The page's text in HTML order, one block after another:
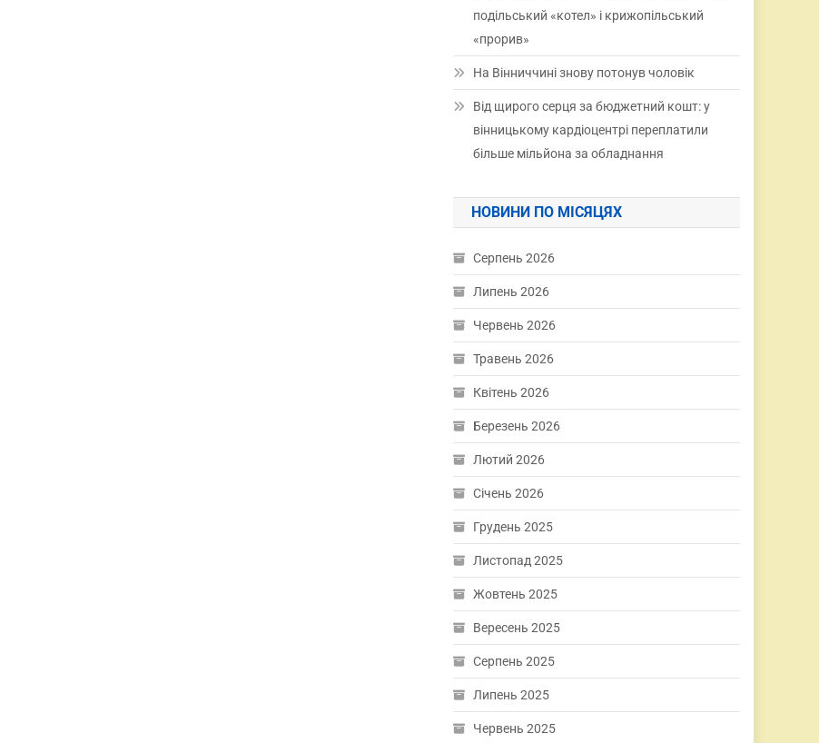
подільський «котел» і крижопільський
«прорив»
На Вінниччині знову потонув чоловік
Від щирого серця за бюджетний кошт: у
вінницькому кардіоцентрі переплатили
більше мільйона за обладнання
НОВИНИ ПО МІСЯЦЯХ
Серпень 2026
Липень 2026
Червень 2026
Травень 2026
Квітень 2026
Березень 2026
Лютий 2026
Січень 2026
Грудень 2025
Листопад 2025
Жовтень 2025
Вересень 2025
Серпень 2025
Липень 2025
Червень 2025